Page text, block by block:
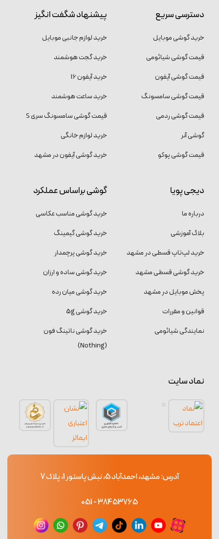
دسترسی سریع
خرید گوشی موبایل
قیمت گوشی شیائومی
قیمت گوشی آیفون
قیمت گوشی سامسونگ
قیمت گوشی ردمی
گوشی آنر
قیمت گوشی پوکو
پیشنهاد شگفت انگیز
خرید لوازم جانبی موبایل
خرید گجت هوشمند
خرید آیفون 16
خرید ساعت هوشمند
قیمت گوشی سامسونگ سری S
خرید لوازم خانگی
خرید گوشی آیفون در مشهد
دیجی پویا
درباره ما
بلاگ آموزشی
خرید لپ‌تاپ قسطی در مشهد
خرید گوشی قسطی مشهد
پخش موبایل در مشهد
قوانین و مقررات
نمایندگی شیائومی
گوشی براساس عملکرد
خرید گوشی مناسب عکاسی
خرید گوشی گیمینگ
خرید گوشی پرچمدار
خرید گوشی ساده و ارزان
خرید گوشی میان رده
خرید گوشی 5g
خرید گوشی ناتینگ فون
(Nothing)
نماد سایت
آدرس: مشهد، احمدآباد 5، نبش پاستور 1، پلاک 7
38453765 - 051